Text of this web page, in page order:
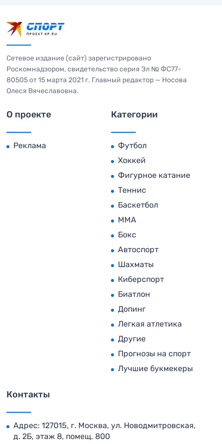
Сетевое издание (сайт) зарегистрировано
Роскомнадзором, свидетельство серия Эл № ФС77-
80505 от 15 марта 2021 г. Главный редактор — Носова
Олеся Вячеславовна.
О проекте
Реклама
Категории
Футбол
Хоккей
Фигурное катание
Теннис
Баскетбол
MMA
Бокс
Автоспорт
Шахматы
Киберспорт
Биатлон
Допинг
Легкая атлетика
Другие
Прогнозы на спорт
Лучшие букмекеры
Контакты
Адрес: 127015, г. Москва, ул. Новодмитровская,
д. 2Б, этаж 8, помещ. 800